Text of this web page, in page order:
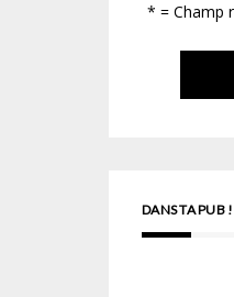
* = Champ
DANS TA PUB !